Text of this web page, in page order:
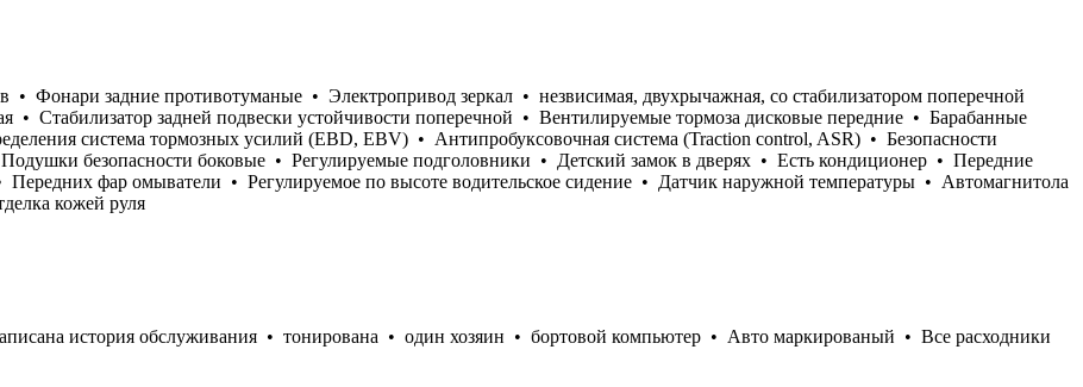
• Фонари задние противотуманые • Электропривод зеркал • незвисимая, двухрычажная, со стабилизатором поперечной
• Стабилизатор задней подвески устойчивости поперечной • Вентилируемые тормоза дисковые передние • Барабанные
система тормозных усилий (EBD, EBV) • Антипробуксовочная система (Traction control, ASR) • Безопасности
безопасности боковые • Регулируемые подголовники • Детский замок в дверях • Есть кондиционер • Передние
Передних фар омыватели • Регулируемое по высоте водительское сидение • Датчик наружной температуры • Автомагнитола
кожей руля
история обслуживания • тонирована • один хозяин • бортовой компьютер • Авто маркированый • Все расходники